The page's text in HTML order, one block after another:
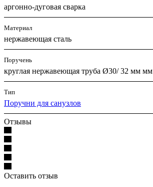
аргонно-дуговая сварка
Материал
нержавеющая сталь
Поручень
круглая нержавеющая труба Ø30/ 32 мм мм
Тип
Поручни для санузлов
Отзывы
Оставить отзыв